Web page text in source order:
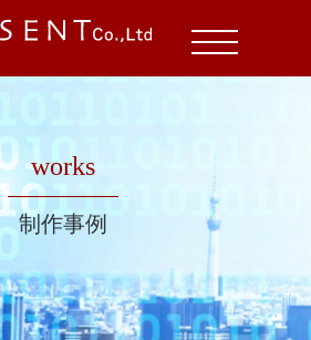
works
制作事例